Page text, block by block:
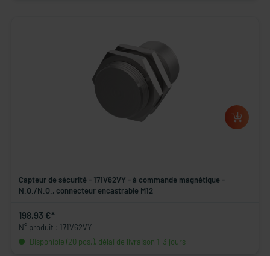
Capteur de sécurité - 171V62VY - à commande magnétique -
N.O./N.O., connecteur encastrable M12
198,93 €*
N° produit : 171V62VY
Disponible (20 pcs.), délai de livraison 1-3 jours